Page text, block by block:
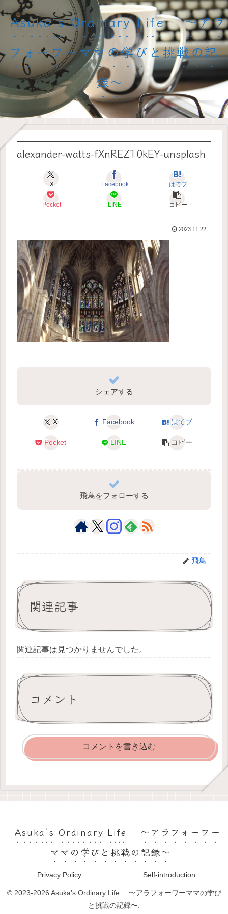
Asuka’s Ordinary Life 〜アラ
フォーワーママの学びと挑戦の記
録〜
alexander-watts-fXnREZT0kEY-unsplash
X Facebook はてブ
Pocket LINE コピー
2023.11.22
シェアする
X Facebook はてブ
Pocket LINE コピー
飛鳥をフォローする
飛鳥
関連記事
関連記事は見つかりませんでした。
コメント
コメントを書き込む
Asuka’s Ordinary Life 〜アラフォーワー
ママの学びと挑戦の記録〜
Privacy Policy Self-introduction
© 2023-2026 Asuka’s Ordinary Life 〜アラフォーワーママの学び
と挑戦の記録〜.